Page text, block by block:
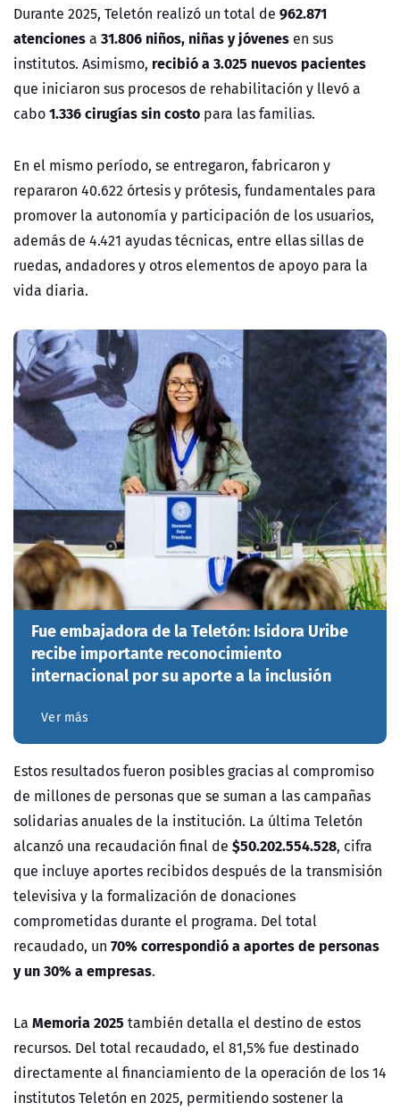
Durante 2025, Teletón realizó un total de 962.871
atencionesa 31.806 niños, niñas y jóvenes en sus
institutos. Asimismo, recibió a 3.025 nuevos pacientes
que iniciaron sus procesos de rehabilitación y llevó a
cabo1.336 cirugías sin costo para las familias.
En el mismo período, se entregaron, fabricaron y
repararon 40.622 órtesis y prótesis, fundamentales para
promover la autonomía y participación de los usuarios,
además de 4.421 ayudas técnicas, entre ellas sillas de
ruedas, andadores y otros elementos de apoyo para la
vida diaria.
Fue embajadora de la Teletón: Isidora Uribe
recibe importante reconocimiento
internacional por su aporte a la inclusión
Ver más
Estos resultados fueron posibles gracias al compromiso
de millones de personas que se suman a las campañas
solidarias anuales de la institución. La última Teletón
alcanzó una recaudación final de $50.202.554.528, cifra
que incluye aportes recibidos después de la transmisión
televisiva y la formalización de donaciones
comprometidas durante el programa. Del total
recaudado, un 70% correspondió a aportes de personas
y un 30% a empresas.
La Memoria 2025 también detalla el destino de estos
recursos. Del total recaudado, el 81,5% fue destinado
directamente al financiamiento de la operación de los 14
institutos Teletón en 2025, permitiendo sostener la